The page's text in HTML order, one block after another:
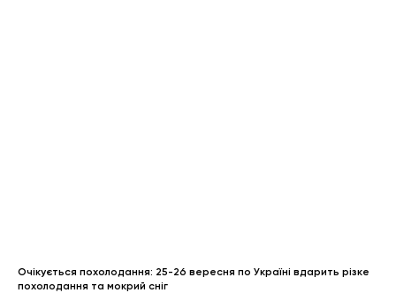
Очікується похолодання: 25-26 вересня по Україні вдарить різке
похолодання та мокрий сніг